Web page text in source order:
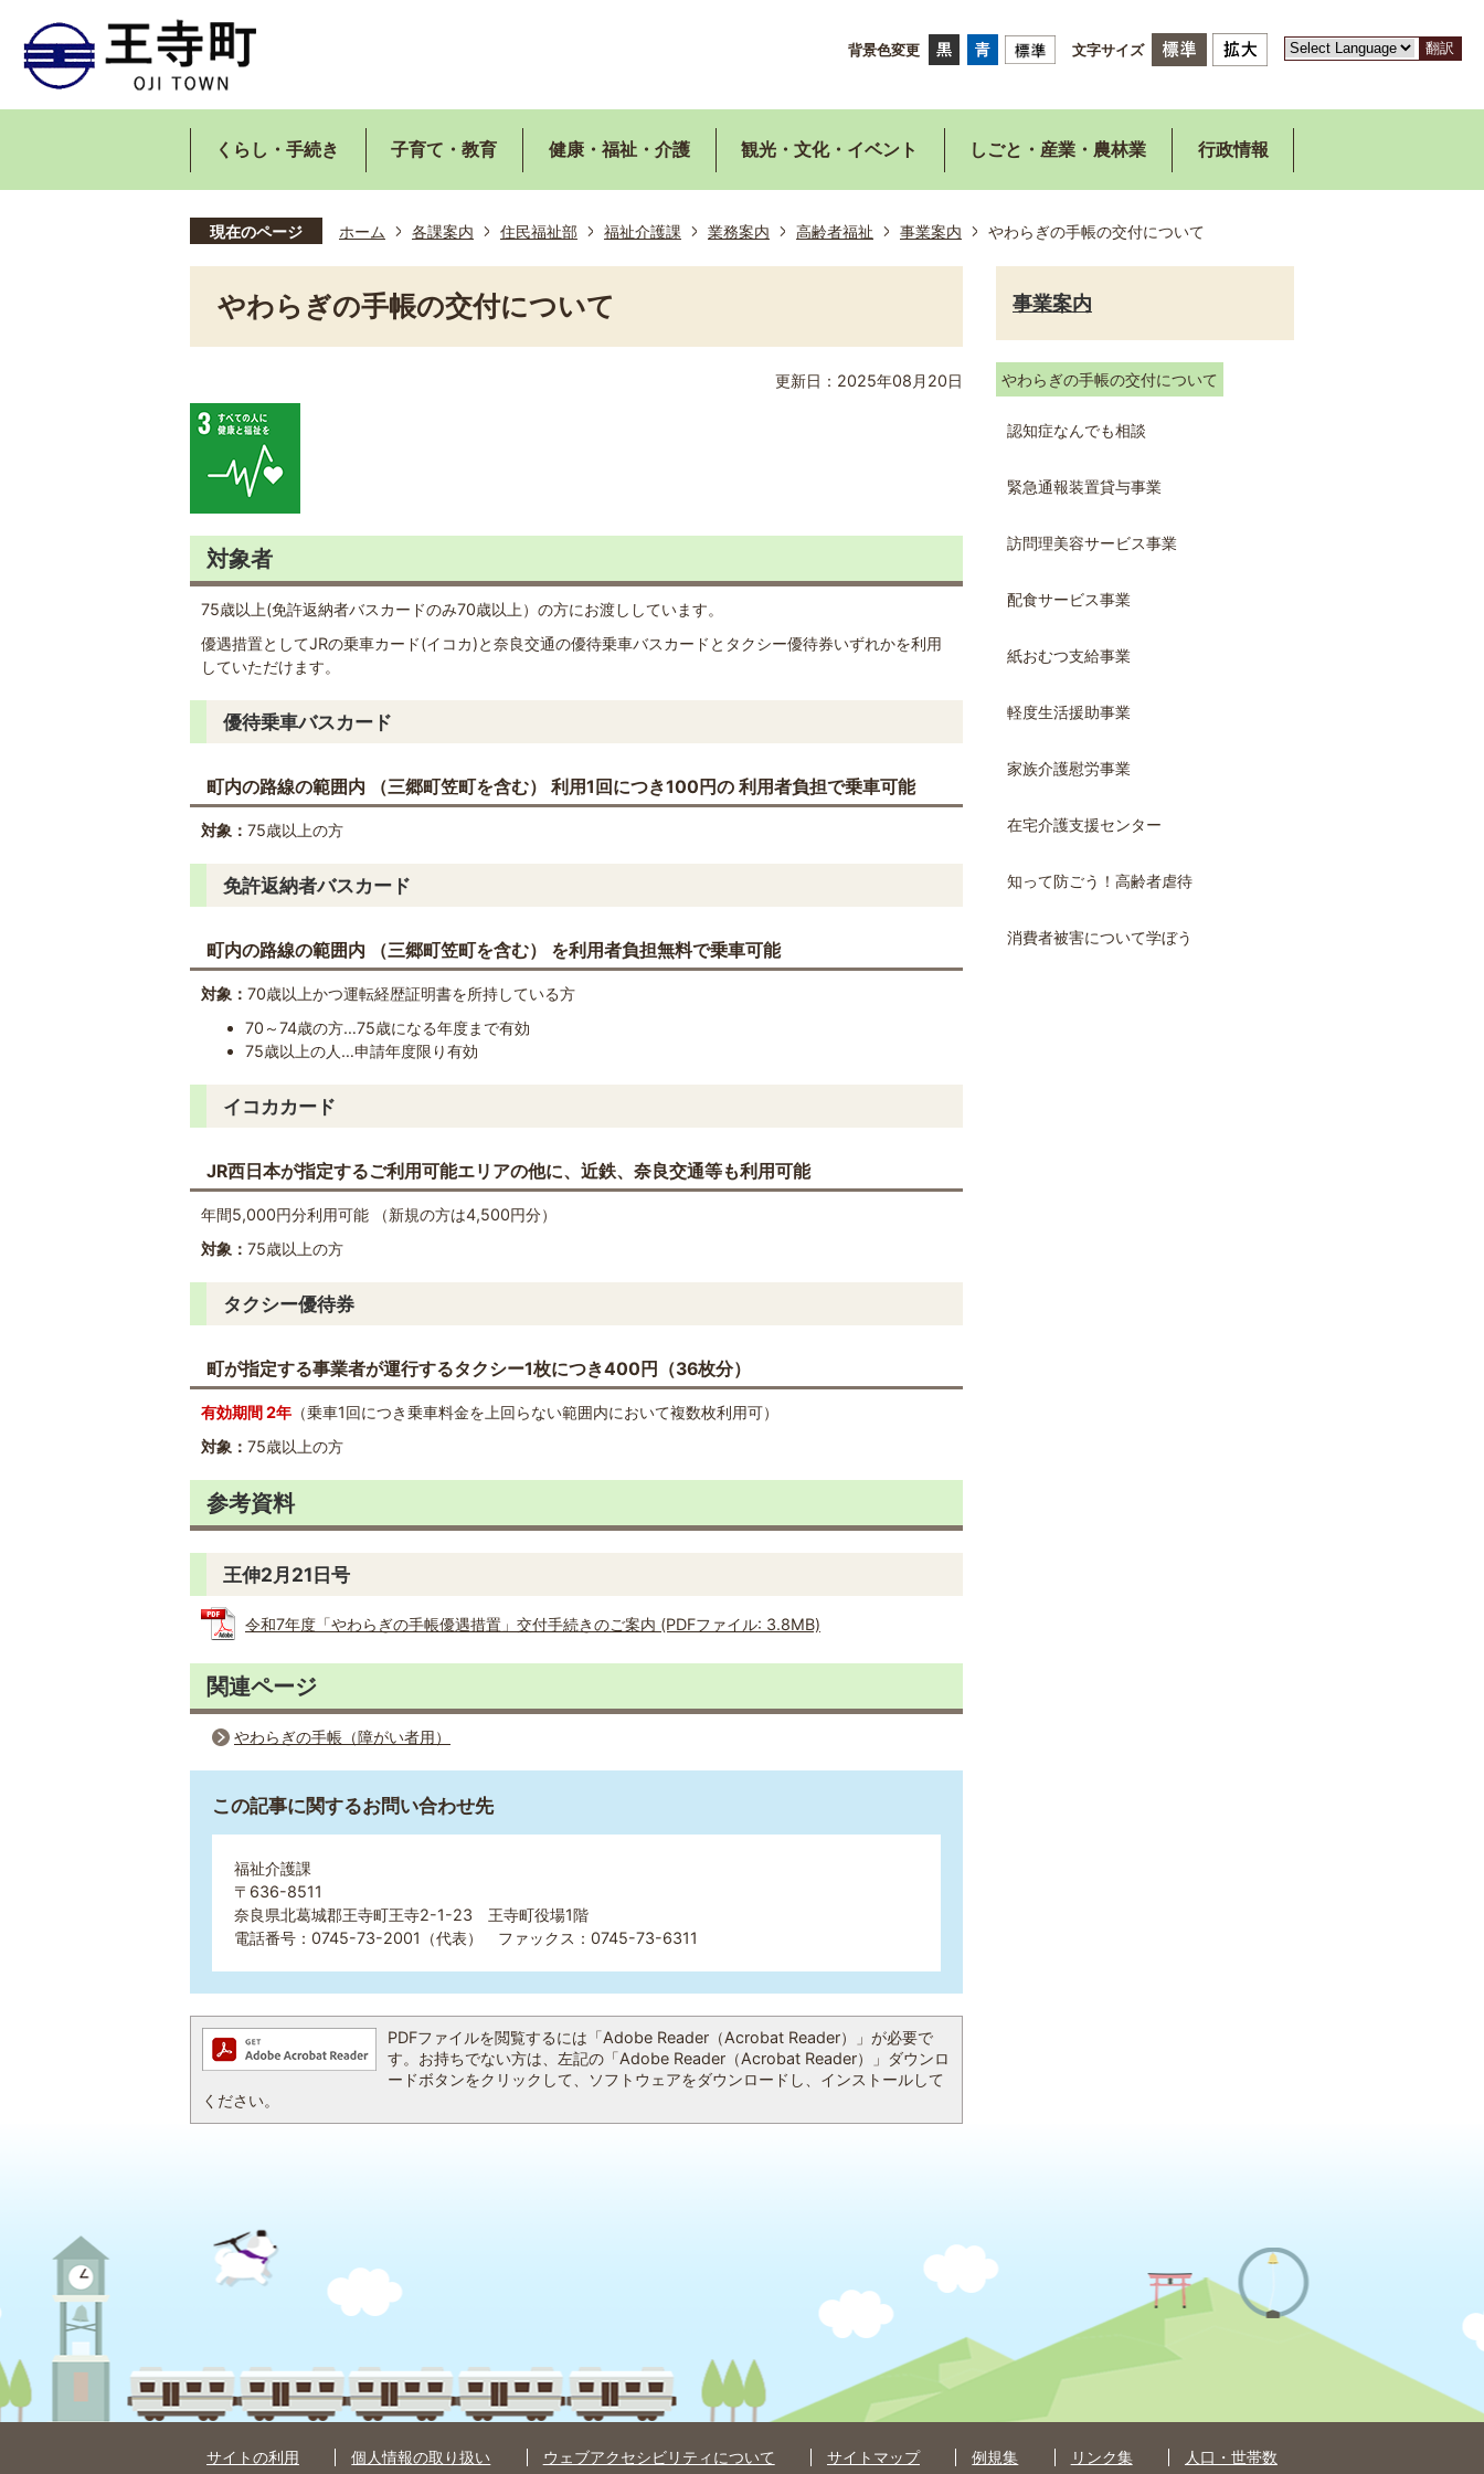
背景色変更 文字サイズ 翻訳
くらし・手続き 子育て・教育 健康・福祉・介護 観光・文化・イベント しごと・産業・農林業 行政情報
現在のページ ホーム 各課案内 住民福祉部 福祉介護課 業務案内 高齢者福祉 事業案内 やわらぎの手帳の交付について
やわらぎの手帳の交付について
更新日：2025年08月20日
対象者
75歳以上(免許返納者バスカードのみ70歳以上）の方にお渡ししています。
優遇措置としてJRの乗車カード(イコカ)と奈良交通の優待乗車バスカードとタクシー優待券いずれかを利用
していただけます。
優待乗車バスカード
町内の路線の範囲内 （三郷町笠町を含む） 利用1回につき100円の 利用者負担で乗車可能
対象： 75歳以上の方
免許返納者バスカード
町内の路線の範囲内 （三郷町笠町を含む） を利用者負担無料で乗車可能
対象： 70歳以上かつ運転経歴証明書を所持している方
70～74歳の方…75歳になる年度まで有効
75歳以上の人…申請年度限り有効
イコカカード
JR西日本が指定するご利用可能エリアの他に、近鉄、奈良交通等も利用可能
年間5,000円分利用可能 （新規の方は4,500円分）
対象： 75歳以上の方
タクシー優待券
町が指定する事業者が運行するタクシー1枚につき400円（36枚分）
有効期間 2年 （乗車1回につき乗車料金を上回らない範囲内において複数枚利用可）
対象： 75歳以上の方
参考資料
王伸2月21日号
令和7年度「やわらぎの手帳優遇措置」交付手続きのご案内 (PDFファイル: 3.8MB)
関連ページ
やわらぎの手帳（障がい者用）
この記事に関するお問い合わせ先
福祉介護課
〒636-8511
奈良県北葛城郡王寺町王寺2-1-23 王寺町役場1階
電話番号：0745-73-2001（代表） ファックス：0745-73-6311
PDFファイルを閲覧するには「Adobe Reader（Acrobat Reader）」が必要で
す。お持ちでない方は、左記の「Adobe Reader（Acrobat Reader）」ダウンロ
ードボタンをクリックして、ソフトウェアをダウンロードし、インストールして
ください。
事業案内
やわらぎの手帳の交付について
認知症なんでも相談
緊急通報装置貸与事業
訪問理美容サービス事業
配食サービス事業
紙おむつ支給事業
軽度生活援助事業
家族介護慰労事業
在宅介護支援センター
知って防ごう！高齢者虐待
消費者被害について学ぼう
サイトの利用 個人情報の取り扱い ウェブアクセシビリティについて サイトマップ 例規集 リンク集 人口・世帯数